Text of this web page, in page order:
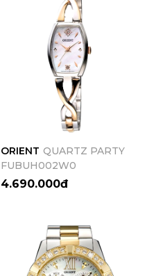
ORIENT QUARTZ PARTY
FUBUH002W0
4.690.000đ